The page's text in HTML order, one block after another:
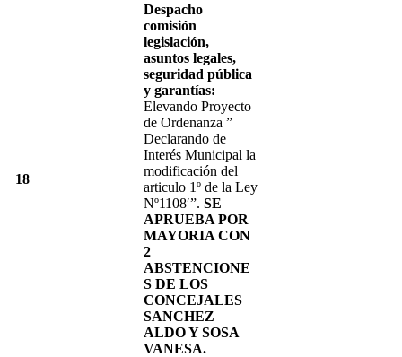
18
Despacho
comisión
legislación,
asuntos legales,
seguridad pública
y garantías:
Elevando Proyecto
de Ordenanza ”
Declarando de
Interés Municipal la
modificación del
articulo 1º de la Ley
Nº1108′”. SE
APRUEBA POR
MAYORIA CON
2
ABSTENCIONE
S DE LOS
CONCEJALES
SANCHEZ
ALDO Y SOSA
VANESA.